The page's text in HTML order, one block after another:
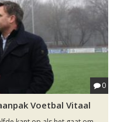
0
Voetbal Vitaal